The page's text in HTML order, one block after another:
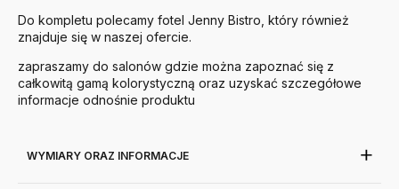
Do kompletu polecamy fotel Jenny Bistro, który również
znajduje się w naszej ofercie.
zapraszamy do salonów gdzie można zapoznać się z
całkowitą gamą kolorystyczną oraz uzyskać szczegółowe
informacje odnośnie produktu
WYMIARY ORAZ INFORMACJE